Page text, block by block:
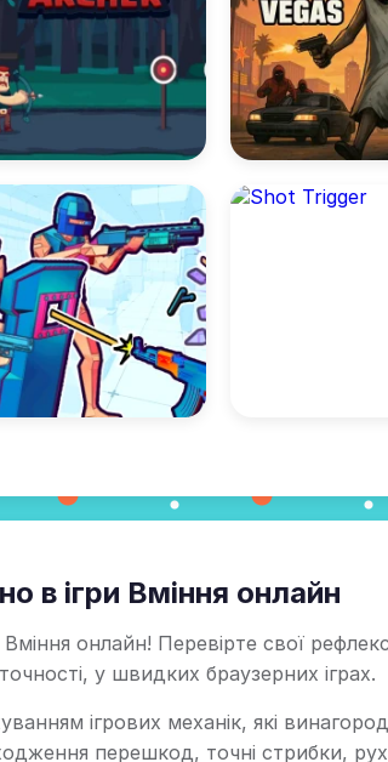
в ігри Вміння онлайн
онлайн! Перевірте свої
у швидких браузерних іграх.
ігрових механік, які
перешкод, точні стрибки, рух